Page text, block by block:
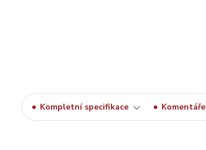
Kompletní specifikace Komentáře